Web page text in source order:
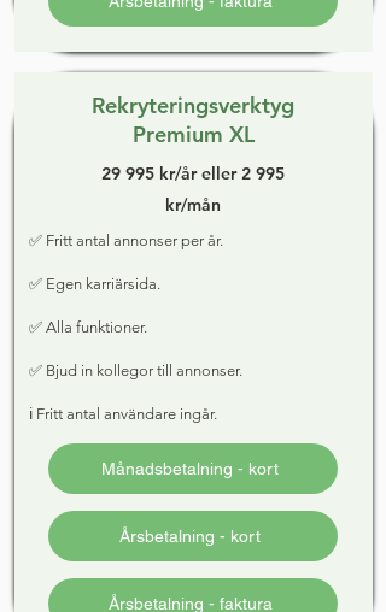
Rekryteringsverktyg
Premium XL
29 995 kr/år eller 2 995
kr/mån
✅ Fritt antal annonser per år.
✅ Egen karriärsida.
✅ Alla funktioner.
✅ Bjud in kollegor till annonser.
ℹ️ Fritt antal användare ingår.
Månadsbetalning - kort
Årsbetalning - kort
Årsbetalning - faktura